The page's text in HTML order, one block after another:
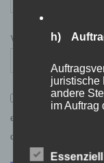
Website
Mit der Nutzung
erklärst du dich mit der
durch diese Website
h)
juristische
andere
im Auftrag
i)
Essenziell